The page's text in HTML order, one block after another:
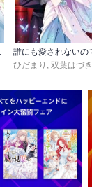
ひだまり
双葉はづき